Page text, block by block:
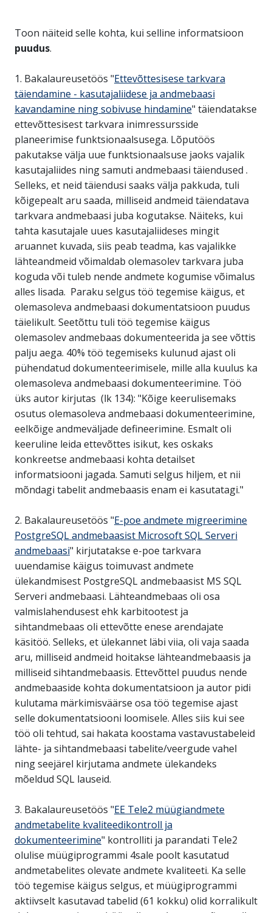
Toon näiteid selle kohta, kui selline informatsioon
puudus.
1. Bakalaureusetöös "Ettevõttesisese tarkvara
täiendamine - kasutajaliidese ja andmebaasi
kavandamine ning sobivuse hindamine" täiendatakse
ettevõttesisest tarkvara inimressursside
planeerimise funktsionaalsusega. Lõputöös
pakutakse välja uue funktsionaalsuse jaoks vajalik
kasutajaliides ning samuti andmebaasi täiendused .
Selleks, et neid täiendusi saaks välja pakkuda, tuli
kõigepealt aru saada, milliseid andmeid täiendatava
tarkvara andmebaasi juba kogutakse. Näiteks, kui
tahta kasutajale uues kasutajaliideses mingit
aruannet kuvada, siis peab teadma, kas vajalikke
lähteandmeid võimaldab olemasolev tarkvara juba
koguda või tuleb nende andmete kogumise võimalus
alles lisada. Paraku selgus töö tegemise käigus, et
olemasoleva andmebaasi dokumentatsioon puudus
täielikult. Seetõttu tuli töö tegemise käigus
olemasolev andmebaas dokumenteerida ja see võttis
palju aega. 40% töö tegemiseks kulunud ajast oli
pühendatud dokumenteerimisele, mille alla kuulus ka
olemasoleva andmebaasi dokumenteerimine. Töö
üks autor kirjutas (lk 134): "Kõige keerulisemaks
osutus olemasoleva andmebaasi dokumenteerimine,
eelkõige andmeväljade defineerimine. Esmalt oli
keeruline leida ettevõttes isikut, kes oskaks
konkreetse andmebaasi kohta detailset
informatsiooni jagada. Samuti selgus hiljem, et nii
mõndagi tabelit andmebaasis enam ei kasutatagi."
2. Bakalaureusetöös "E-poe andmete migreerimine
PostgreSQL andmebaasist Microsoft SQL Serveri
andmebaasi" kirjutatakse e-poe tarkvara
uuendamise käigus toimuvast andmete
ülekandmisest PostgreSQL andmebaasist MS SQL
Serveri andmebaasi. Lähteandmebaas oli osa
valmislahendusest ehk karbitootest ja
sihtandmebaas oli ettevõtte enese arendajate
käsitöö. Selleks, et ülekannet läbi viia, oli vaja saada
aru, milliseid andmeid hoitakse lähteandmebaasis ja
milliseid sihtandmebaasis. Ettevõttel puudus nende
andmebaaside kohta dokumentatsioon ja autor pidi
kulutama märkimisväärse osa töö tegemise ajast
selle dokumentatsiooni loomisele. Alles siis kui see
töö oli tehtud, sai hakata koostama vastavustabeleid
lähte- ja sihtandmebaasi tabelite/veergude vahel
ning seejärel kirjutama andmete ülekandeks
mõeldud SQL lauseid.
3. Bakalaureusetöös "EE Tele2 müügiandmete
andmetabelite kvaliteedikontroll ja
dokumenteerimine" kontrolliti ja parandati Tele2
olulise müügiprogrammi 4sale poolt kasutatud
andmetabelites olevate andmete kvaliteeti. Ka selle
töö tegemise käigus selgus, et müügiprogrammi
aktiivselt kasutavad tabelid (61 kokku) olid korralikult